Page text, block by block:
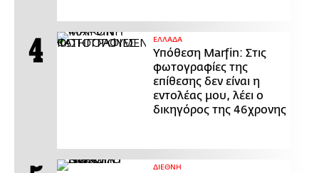
ΕΛΛΑΔΑ
Υπόθεση Marfin: Στις
φωτογραφίες της
επίθεσης δεν είναι η
εντολέας μου, λέει ο
δικηγόρος της 46χρονης
ΔΙΕΘΝΗ